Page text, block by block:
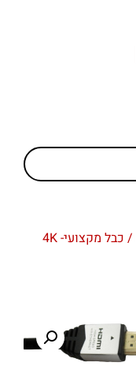
/ כבל מקצועי- 4K